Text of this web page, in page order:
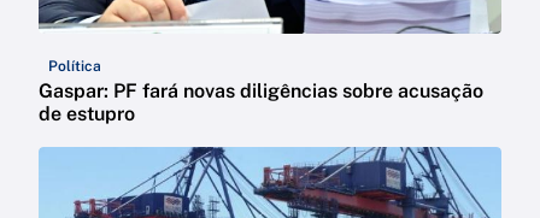
Política
Gaspar: PF fará novas diligências sobre acusação
de estupro